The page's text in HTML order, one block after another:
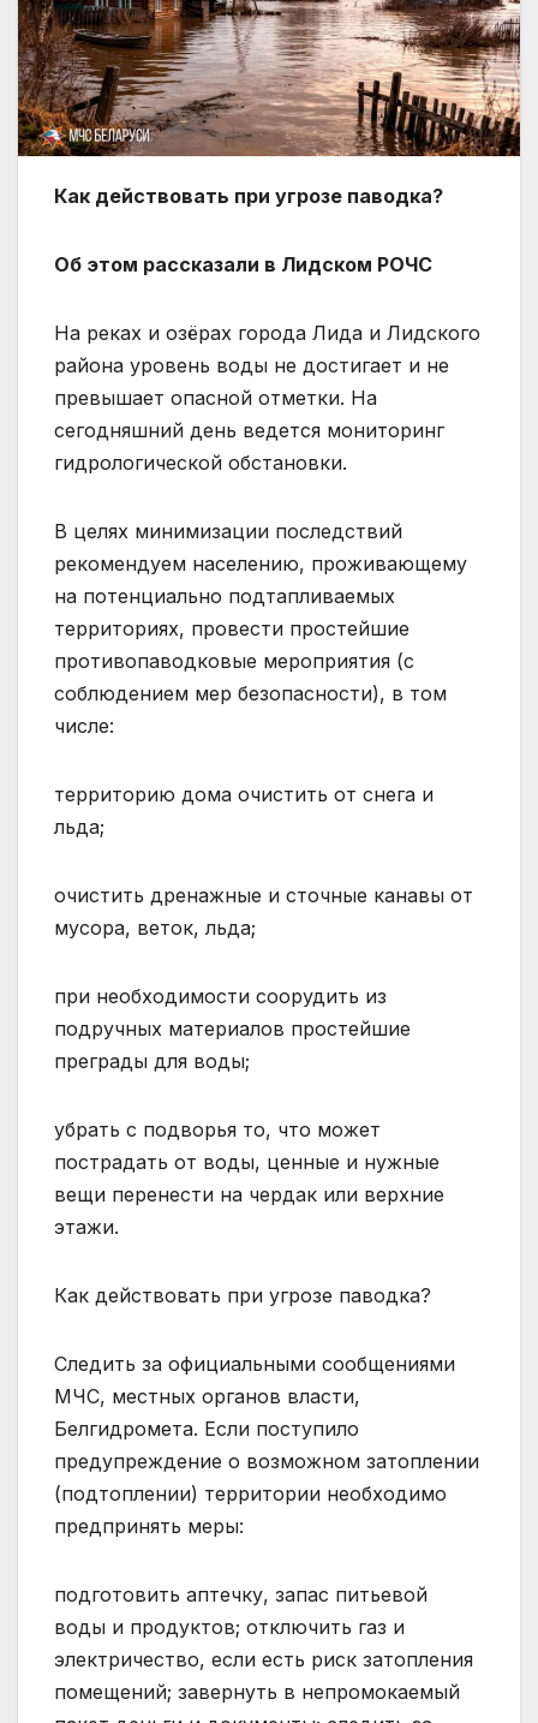
Как действовать при угрозе паводка?
Об этом рассказали в Лидском РОЧС
На реках и озёрах города Лида и Лидского
района уровень воды не достигает и не
превышает опасной отметки. На
сегодняшний день ведется мониторинг
гидрологической обстановки.
В целях минимизации последствий
рекомендуем населению, проживающему
на потенциально подтапливаемых
территориях, провести простейшие
противопаводковые мероприятия (с
соблюдением мер безопасности), в том
числе:
территорию дома очистить от снега и
льда;
очистить дренажные и сточные канавы от
мусора, веток, льда;
при необходимости соорудить из
подручных материалов простейшие
преграды для воды;
убрать с подворья то, что может
пострадать от воды, ценные и нужные
вещи перенести на чердак или верхние
этажи.
Как действовать при угрозе паводка?
Следить за официальными сообщениями
МЧС, местных органов власти,
Белгидромета. Если поступило
предупреждение о возможном затоплении
(подтоплении) территории необходимо
предпринять меры:
подготовить аптечку, запас питьевой
воды и продуктов; отключить газ и
электричество, если есть риск затопления
помещений; завернуть в непромокаемый